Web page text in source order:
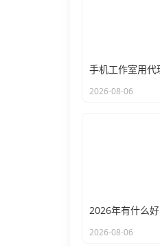
2026-08-06
2026-08-06